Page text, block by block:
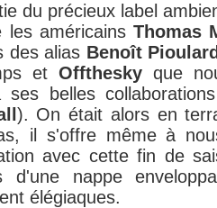
du précieux label
les américains Thomas
des alias Benoît
et Offthesky que
ses belles
). On était alors en
il s'offre même à
avec cette fin de
d'une nappe
élégiaques.